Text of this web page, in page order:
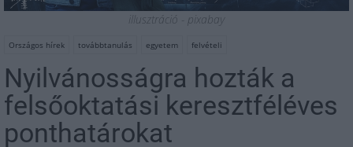
illusztráció - pixabay
Országos hírek továbbtanulás egyetem felvételi
Nyilvánosságra hozták a
felsőoktatási keresztféléves
ponthatárokat